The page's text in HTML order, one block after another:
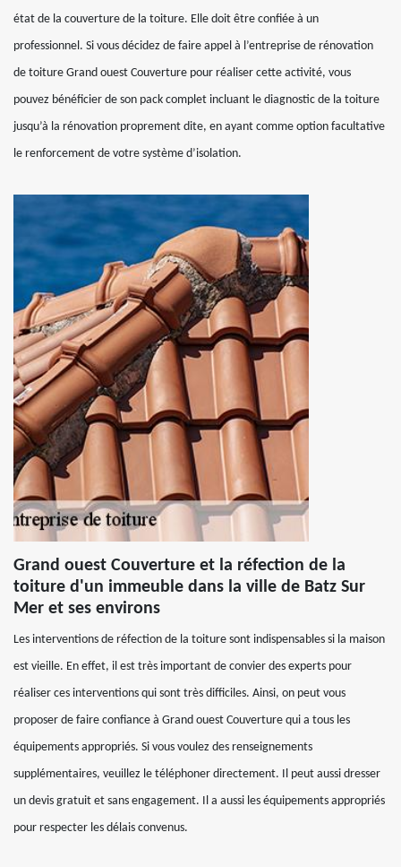
état de la couverture de la toiture. Elle doit être confiée à un
professionnel. Si vous décidez de faire appel à l’entreprise de rénovation
de toiture Grand ouest Couverture pour réaliser cette activité, vous
pouvez bénéficier de son pack complet incluant le diagnostic de la toiture
jusqu’à la rénovation proprement dite, en ayant comme option facultative
le renforcement de votre système d’isolation.
Grand ouest Couverture et la réfection de la
toiture d'un immeuble dans la ville de Batz Sur
Mer et ses environs
Les interventions de réfection de la toiture sont indispensables si la maison
est vieille. En effet, il est très important de convier des experts pour
réaliser ces interventions qui sont très difficiles. Ainsi, on peut vous
proposer de faire confiance à Grand ouest Couverture qui a tous les
équipements appropriés. Si vous voulez des renseignements
supplémentaires, veuillez le téléphoner directement. Il peut aussi dresser
un devis gratuit et sans engagement. Il a aussi les équipements appropriés
pour respecter les délais convenus.